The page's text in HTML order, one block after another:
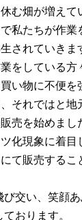
む畑が増えて
私たちが作業
されていきま
をしている方
い物に不便を
それではと地
売を始めまし
化現象に着目
て販売するこ
び交い、笑顔
おります。